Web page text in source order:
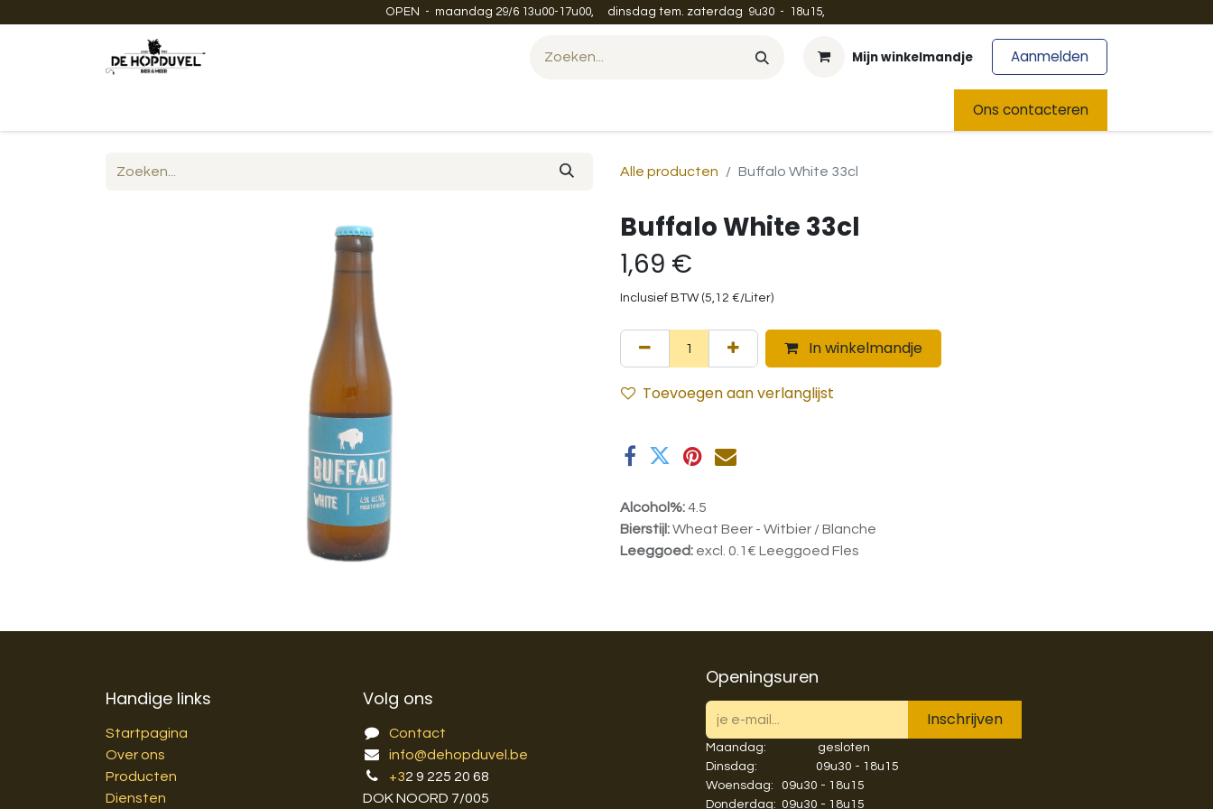
OPEN - maandag 29/6 13u00-17u00, dinsdag tem. zaterdag 9u30 - 18u15,
Mijn winkelmandje Aanmelden
Ons contacteren
Alle producten Buffalo White 33cl
Buffalo White 33cl
1,69 €
Inclusief BTW (5,12 €/Liter)
In winkelmandje
Toevoegen aan verlanglijst
Alcohol%:4.5
Bierstijl:Wheat Beer - Witbier / Blanche
Leeggoed: excl. 0.1€ Leeggoed Fles
Handige links
Startpagina
Over ons
Producten
Diensten
Volg ons
Contact
info@dehopduvel.be
+32 9 225 20 68
DOK NOORD 7/005
Openingsuren
Inschrijven
Maandag:
​gesloten
Dinsdag:
​​​09u30 - 18u15
Woensdag:
​​09u30 - 18u15
Donderdag: ​​09u30 - 18u15